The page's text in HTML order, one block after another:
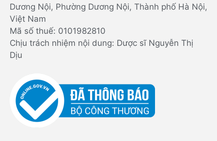
Dương Nội, Phường Dương Nội, Thành phố Hà Nội,
Việt Nam
Mã số thuế: 0101982810
Chịu trách nhiệm nội dung: Dược sĩ Nguyễn Thị
Dịu